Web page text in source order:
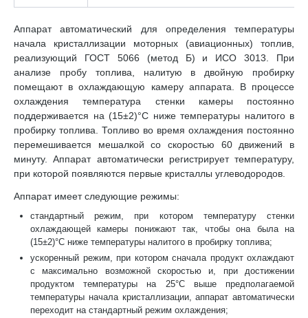
Аппарат автоматический для определения температуры
начала кристаллизации моторных (авиационных) топлив,
реализующий ГОСТ 5066 (метод Б) и ИСО 3013. При
анализе пробу топлива, налитую в двойную пробирку
помещают в охлаждающую камеру аппарата. В процессе
охлаждения температура стенки камеры постоянно
поддерживается на (15±2)°С ниже температуры налитого в
пробирку топлива. Топливо во время охлаждения постоянно
перемешивается мешалкой со скоростью 60 движений в
минуту. Аппарат автоматически регистрирует температуру,
при которой появляются первые кристаллы углеводородов.
Аппарат имеет следующие режимы:
стандартный режим, при котором температуру стенки
охлаждающей камеры понижают так, чтобы она была на
(15±2)°С ниже температуры налитого в пробирку топлива;
ускоренный режим, при котором сначала продукт охлаждают
с максимально возможной скоростью и, при достижении
продуктом температуры на 25°С выше предполагаемой
температуры начала кристаллизации, аппарат автоматически
переходит на стандартный режим охлаждения;